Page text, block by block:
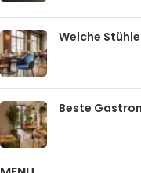
Welche
Beste